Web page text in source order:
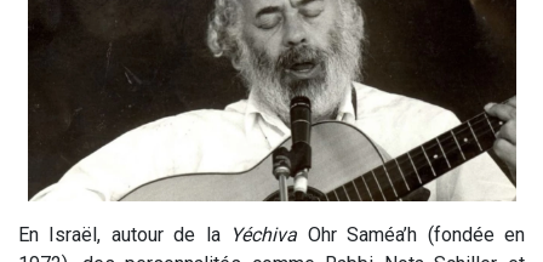
En Israël, autour de la Yéchiva Ohr Saméa’h (fondée en